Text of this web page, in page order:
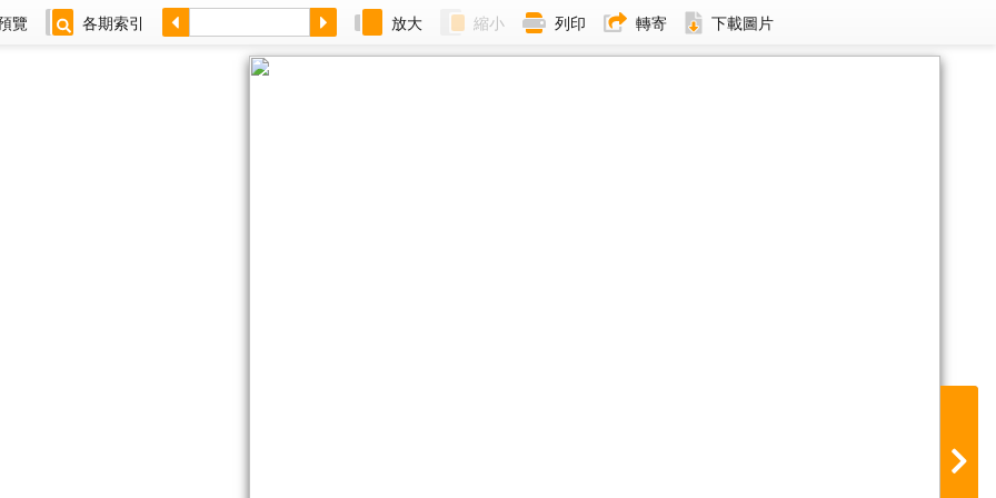
覽 各期索引 放大 縮小 列印 轉寄 下載圖片